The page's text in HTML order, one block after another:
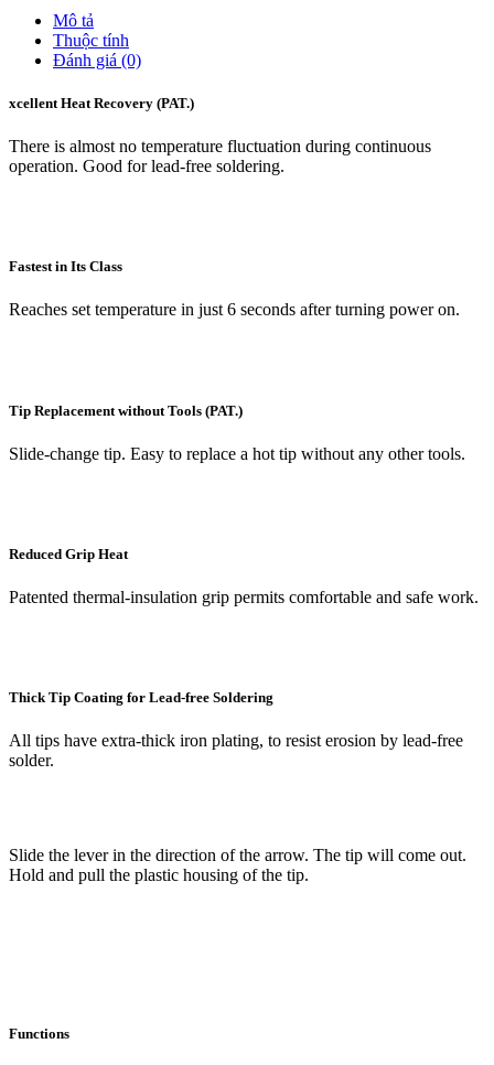
Mô tả
Thuộc tính
Đánh giá (0)
xcellent Heat Recovery (PAT.)
There is almost no temperature fluctuation during continuous
operation. Good for lead-free soldering.
Fastest in Its Class
Reaches set temperature in just 6 seconds after turning power on.
Tip Replacement without Tools (PAT.)
Slide-change tip. Easy to replace a hot tip without any other tools.
Reduced Grip Heat
Patented thermal-insulation grip permits comfortable and safe work.
Thick Tip Coating for Lead-free Soldering
All tips have extra-thick iron plating, to resist erosion by lead-free
solder.
Slide the lever in the direction of the arrow. The tip will come out.
Hold and pull the plastic housing of the tip.
Functions